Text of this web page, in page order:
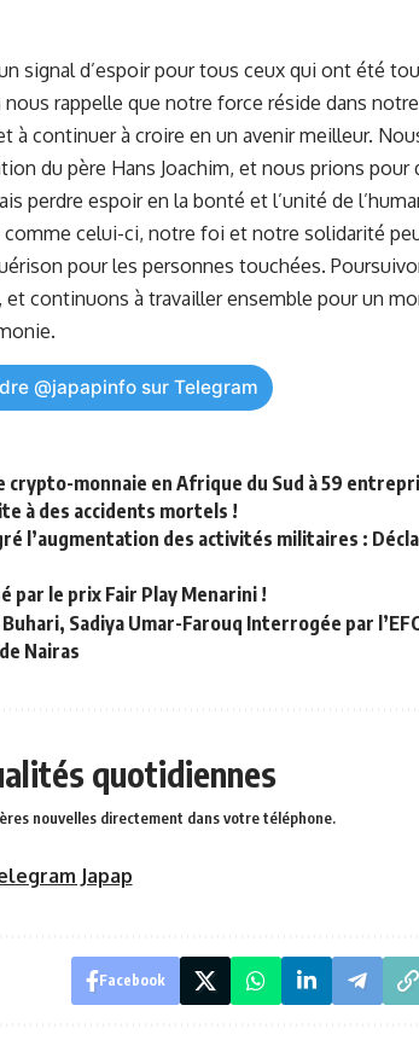
signal d’espoir ⁢pour tous ceux qui ont été
rappelle que notre force réside dans⁣ notre
à continuer à croire en un avenir meilleur.
du père Hans Joachim, et nous⁢ prions pour
⁤perdre espoir en la bonté et l’unité​ de
comme ​celui-ci, notre foi et‌ notre solidarité
pour les personnes touchées.
continuons à ⁣travailler ensemble pour un
@japapinfo sur Telegram
crypto-monnaie en Afrique du Sud à 59
à des accidents mortels !
l’augmentation des activités militaires :
par le prix Fair Play Menarini !
Sadiya Umar-Farouq Interrogée par
Nairas
quotidiennes
nouvelles directement dans votre téléphone.
Japap
Facebook